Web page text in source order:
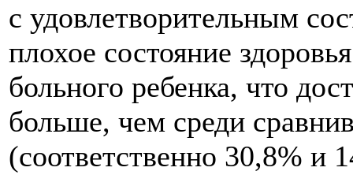
с удовлетворительным
плохое состояние
больного ребенка, что
больше, чем среди
(соответственно 30,8% и